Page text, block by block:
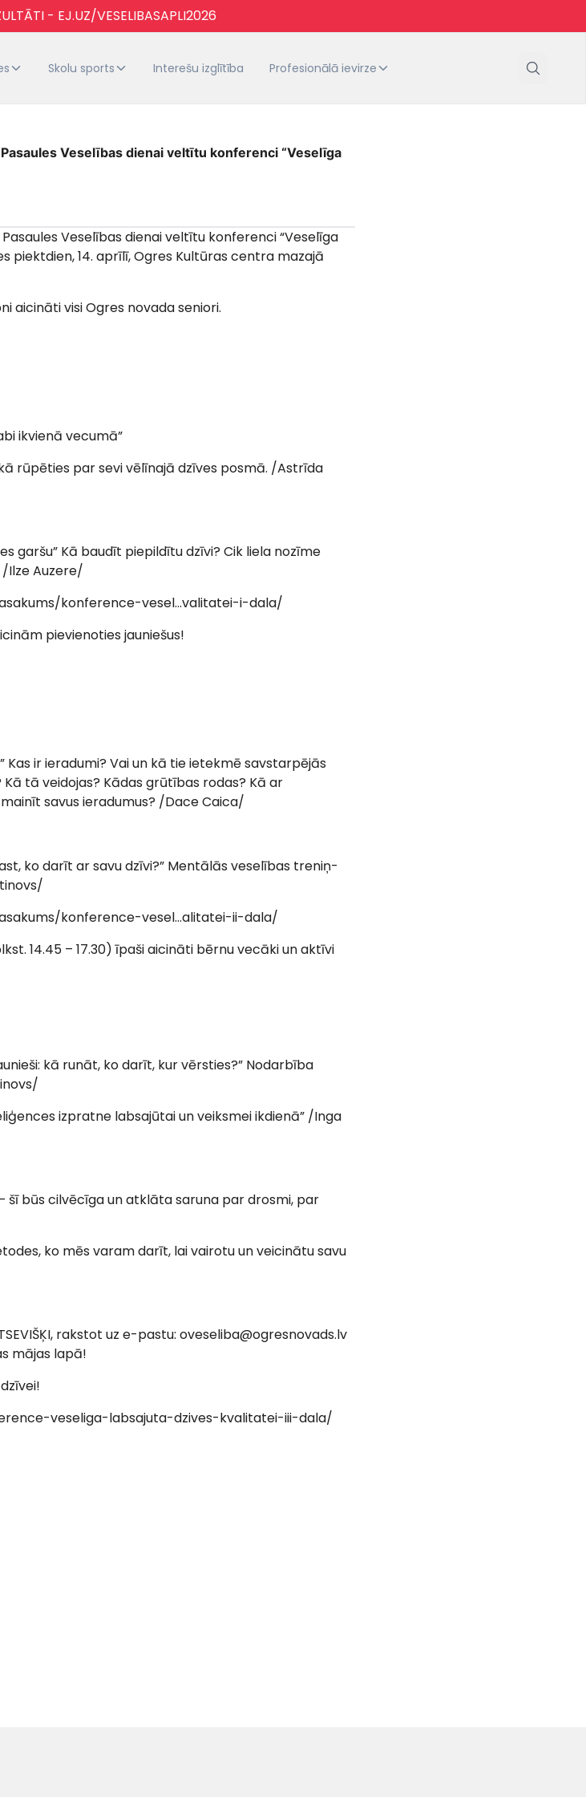
- EJ.UZ/VESELIBASAPLI2026
Skolu sports Interešu izglītība Profesionālā ievirze
Veselības dienai veltītu konferenci “Veselīga
Veselības dienai veltītu konferenci “Veselīga
piektdien, 14. aprīlī, Ogres Kultūras centra mazajā
aicināti visi Ogres novada seniori.
ikvienā vecumā”
rūpēties par sevi vēlīnajā dzīves posmā. /Astrīda
garšu” Kā baudīt piepildītu dzīvi? Cik liela nozīme
Ilze Auzere/
konference-vesel…valitatei-i-dala/
pievienoties jauniešus!
Kas ir ieradumi? Vai un kā tie ietekmē savstarpējās
tā veidojas? Kādas grūtības rodas? Kā ar
savus ieradumus? /Dace Caica/
ko darīt ar savu dzīvi?” Mentālās veselības treniņ-
konference-vesel…alitatei-ii-dala/
14.45 – 17.30) īpaši aicināti bērnu vecāki un aktīvi
kā runāt, ko darīt, kur vērsties?” Nodarbība
izpratne labsajūtai un veiksmei ikdienā” /Inga
šī būs cilvēcīga un atklāta saruna par drosmi, par
ko mēs varam darīt, lai vairotu un veicinātu savu
rakstot uz e-pastu: oveseliba@ogresnovads.lv
mājas lapā!
veseliga-labsajuta-dzives-kvalitatei-iii-dala/